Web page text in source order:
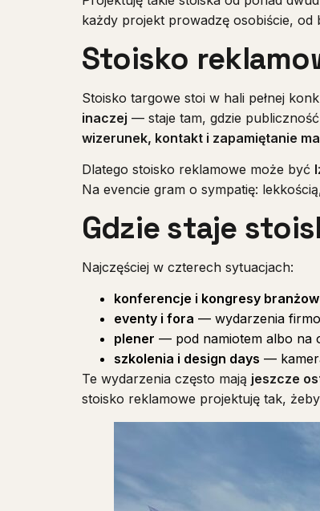
każdy projekt prowadzę osobiście, od
Stoisko
Stoisko targowe stoi w hali pełnej
inaczej — staje tam, gdzie
wizerunek, kontakt i zapamiętanie
Dlatego stoisko reklamowe może być
Na evencie gram o sympatię:
Gdzie staje
Najczęściej w czterech sytuacjach:
konferencje i kongresy
eventy i fora — wydarzenia
plener — pod namiotem albo na
szkolenia i design days —
Te wydarzenia często mają jeszcze
stoisko reklamowe projektuję tak,